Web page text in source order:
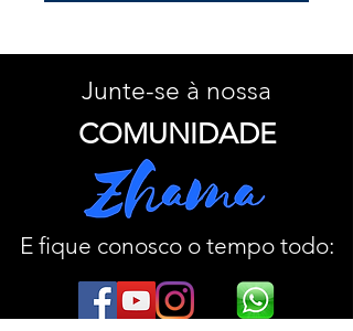
Junte-se à nossa
COMUNIDADE
E fique conosco o tempo todo: